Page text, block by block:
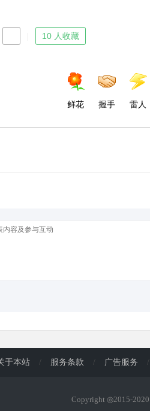
10 人收藏
鲜花 握手 雷人
于本站 / 服务条款 / 广告服务 /
Copyright ◎2015-